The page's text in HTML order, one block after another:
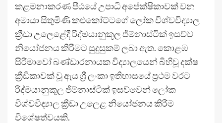
කළමනාකරණ පීඨයේ උපාධි අපේක්ෂිකාවක් වන
අමායා සිතුමිණි කළුකෝට්ටගේ ලෝක විශ්වවිද්‍යාල
ක්‍රීඩා උලෙළේදී රිද්මයානුකූල ජිම්නාස්ටික් ඉසව්ව
නියෝජනය කිරීමට සුදුසුකම් ලබා ඇත. කොළඹ
සිරිමාවෝ බණ්ඩාරනායක විද්‍යාලයෙන් බිහිවූ දක්ෂ
ක්‍රීඩිකාවක් වූ ඇය ශ්‍රී ලංකා ඉතිහාසයේ ප්‍රථම වරට
රිද්මයානුකූල ජිම්නාස්ටික් ඉසව්වෙන් ලෝක
විශ්වවිද්‍යාල ක්‍රීඩා උලෙළ නියෝජනය කිරීම
විශේෂත්වයකි.